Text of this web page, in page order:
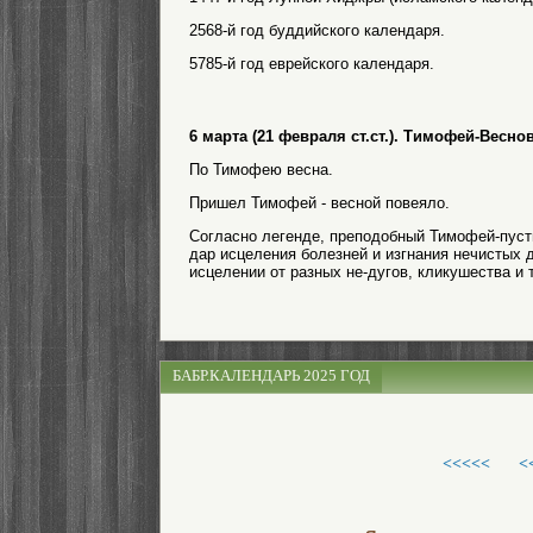
2568-й год буддийского календаря.
5785-й год еврейского календаря.
6 марта (21 февраля ст.ст.). Тимофей-
По Тимофею весна.
Пришел Тимофей - весной повеяло.
Согласно легенде, преподобный Тимофей-
дар исцеления болезней и изгнания
исцелении от разных не-дугов, кликушества и
БАБР.КАЛЕНДАРЬ 2025 ГОД
<<<<<